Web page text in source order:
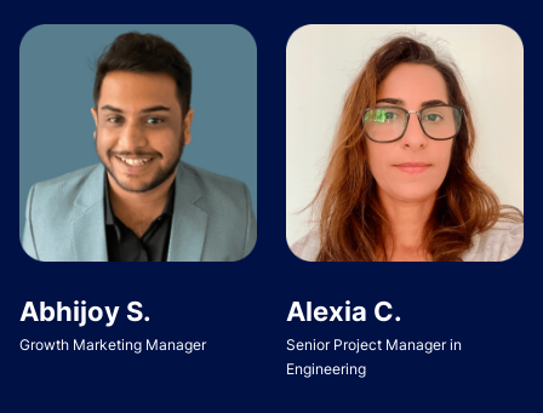
Abhijoy S.
Growth Marketing Manager
Alexia C.
Senior Project Manager in
Engineering